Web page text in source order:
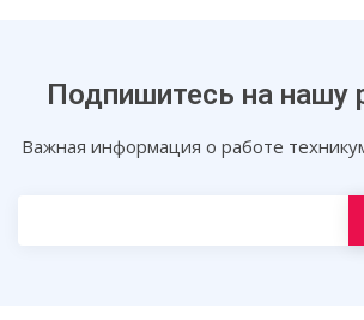
Подпишитесь на нашу
Важная информация о работе